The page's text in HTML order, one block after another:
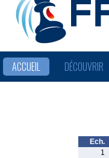
ACCUEIL DÉCOUVRIR
Ech.
1